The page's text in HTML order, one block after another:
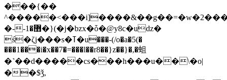
���{��
�--޻�1�}(�j�bzx�ȱ�@y8c�uǳ�
ś�ζj���s�ߠ�u���-(/o�a�5(�
���1���i�x��7�=���l��r8��}z��}�,�蛆
�˺��d�����cs���h���u��\�o|
��$ǯ,